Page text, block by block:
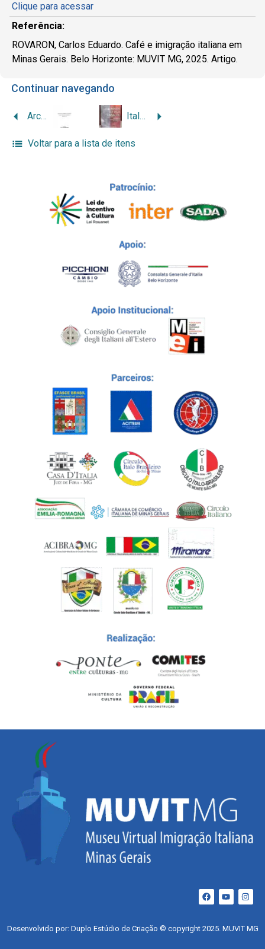
Clique para acessar
Referência:
ROVARON, Carlos Eduardo. Café e imigração italiana em
Minas Gerais. Belo Horizonte: MUVIT MG, 2025. Artigo.
Continuar navegando
Architecto moderno na cidade: traços e rastros de Luiz Olivieri em Belo Horizonte Italianos da Vila Caracol: a história da imigração italiana em Andradas
Voltar para a lista de itens
Desenvolvido por: Duplo Estúdio de Criação © copyright 2025. MUVIT MG